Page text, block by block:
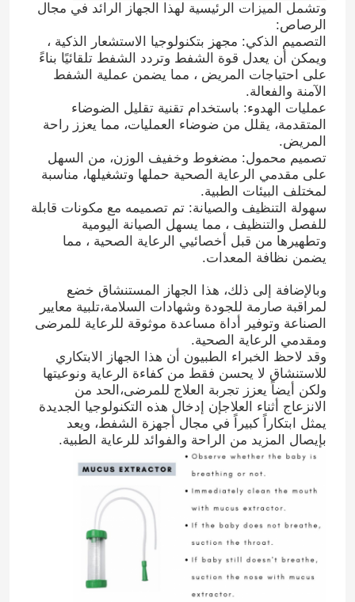
وتشمل الميزات الرئيسية لهذا الجهاز الرائد في مجال
الرصاص:
التصميم الذكي: مجهز بتكنولوجيا الاستشعار الذكية ،
ويمكن أن يعدل قوة الشفط وتردد الشفط تلقائيًا بناءً
على احتياجات المريض ، مما يضمن عملية الشفط
الآمنة والفعالة.
عمليات الهدوء: باستخدام تقنية تقليل الضوضاء
المتقدمة، يقلل من ضوضاء العمليات، مما يعزز راحة
المريض.
تصميم محمول: مضغوط وخفيف الوزن، من السهل
على مقدمي الرعاية الصحية حملها وتشغيلها، مناسبة
لمختلف البيئات الطبية.
سهولة التنظيف والصيانة: تم تصميمه مع مكونات قابلة
للفصل والتنظيف ، مما يسهل الصيانة اليومية
وتطهيرها من قبل أخصائيي الرعاية الصحية ، مما
يضمن نظافة المعدات.
وبالإضافة إلى ذلك، هذا الجهاز المستنشاق خضع
لمراقبة صارمة للجودة وشهادات السلامة،تلبية معايير
الصناعة وتوفير أداة مساعدة موثوقة للرعاية للمرضى
ومقدمي الرعاية الصحية.
وقد لاحظ الخبراء الطبيون أن هذا الجهاز الابتكاري
للاستنشاق لا يحسن فقط من كفاءة الرعاية ونوعيتها
ولكن أيضاً يعزز تجربة العلاج للمرضى،الحد من
الانزعاج أثناء العلاجإن إدخال هذه التكنولوجيا الجديدة
يمثل ابتكاراً كبيراً في مجال أجهزة الشفط، ويعد
بإيصال المزيد من الراحة والفوائد للرعاية الطبية.